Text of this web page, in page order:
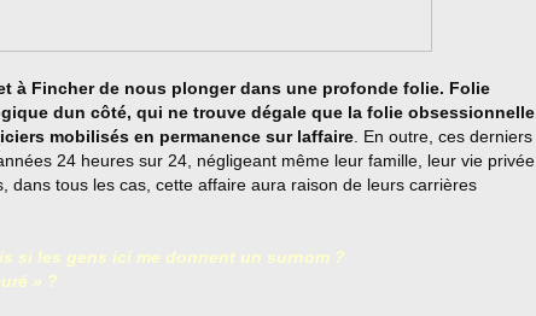
à Fincher de nous plonger dans une profonde folie. Folie
dun côté, qui ne trouve dégale que la folie obsessionnelle
mobilisés en permanence sur laffaire . En outre, ces derniers
24 heures sur 24, négligeant même leur famille, leur vie privée
dans tous les cas, cette affaire aura raison de leurs carrières
si les gens ici me donnent un surnom ?
» ?